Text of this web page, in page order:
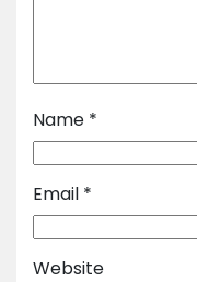
Name *
Email *
Website